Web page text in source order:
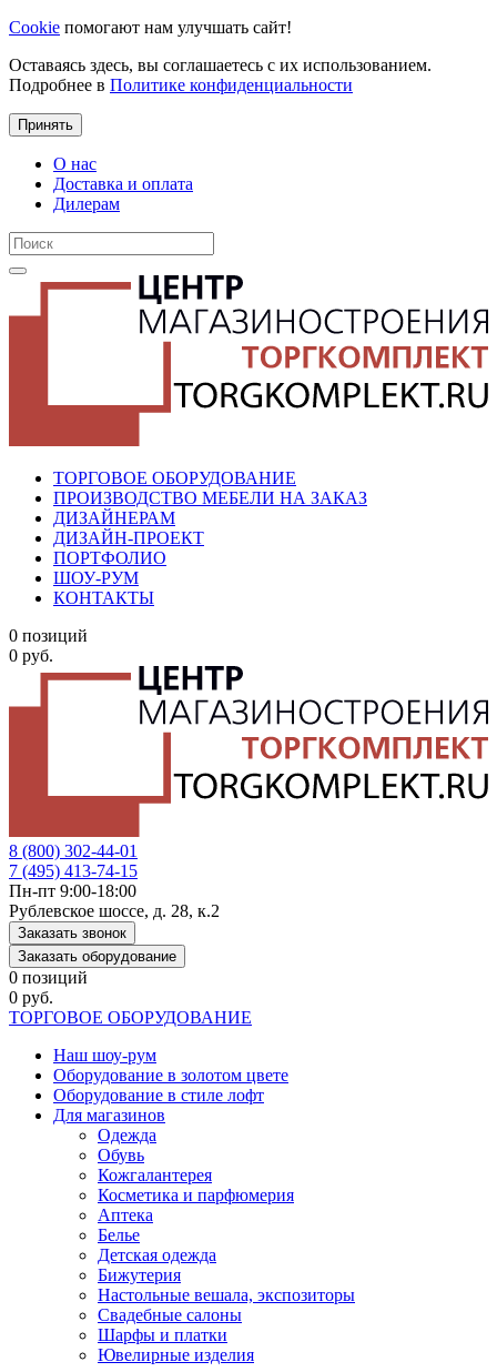
Cookie помогают нам улучшать сайт!
Оставаясь здесь, вы соглашаетесь с их использованием.
Подробнее в Политике конфиденциальности
Принять
О нас
Доставка и оплата
Дилерам
ТОРГОВОЕ ОБОРУДОВАНИЕ
ПРОИЗВОДСТВО МЕБЕЛИ НА ЗАКАЗ
ДИЗАЙНЕРАМ
ДИЗАЙН-ПРОЕКТ
ПОРТФОЛИО
ШОУ-РУМ
КОНТАКТЫ
0 позиций
0 руб.
8 (800) 302-44-01
7 (495) 413-74-15
Пн-пт 9:00-18:00
Рублевское шоссе, д. 28, к.2
Заказать звонок
Заказать оборудование
0 позиций
0 руб.
ТОРГОВОЕ ОБОРУДОВАНИЕ
Наш шоу-рум
Оборудование в золотом цвете
Оборудование в стиле лофт
Для магазинов
Одежда
Обувь
Кожгалантерея
Косметика и парфюмерия
Аптека
Белье
Детская одежда
Бижутерия
Настольные вешала, экспозиторы
Свадебные салоны
Шарфы и платки
Ювелирные изделия